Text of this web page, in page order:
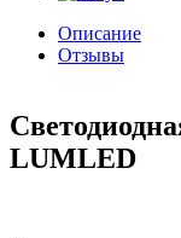
Описание
Отзывы
LUMLED